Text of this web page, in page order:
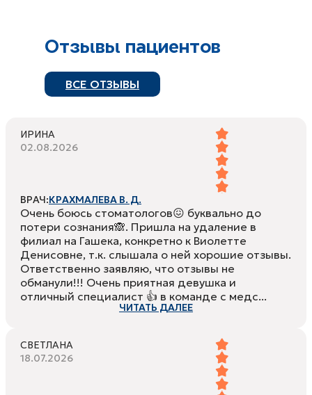
Отзывы пациентов
ВСЕ ОТЗЫВЫ
ИРИНА
02.08.2026
ВРАЧ:КРАХМАЛЕВА В. Д.
Очень боюсь стоматологов😖 буквально до
потери сознания🙈. Пришла на удаление в
филиал на Гашека, конкретно к Виолетте
Денисовне, т.к. слышала о ней хорошие отзывы.
Ответственно заявляю, что отзывы не
обманули!!! Очень приятная девушка и
отличный специалист 👍 в команде с медс...
ЧИТАТЬ ДАЛЕЕ
СВЕТЛАНА
18.07.2026